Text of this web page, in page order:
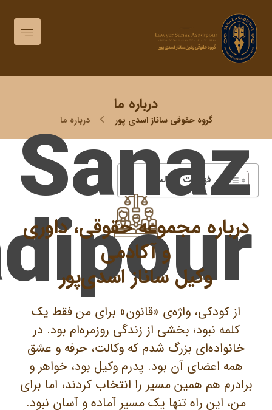
درباره ما
گروه حقوقی ساناز اسدی پور درباره ما
فهرست مطالب
Sanaz
درباره مجموعه حقوقی، داوری
و آکادمی
وکیل ساناز اسدی‌پور
از کودکی، واژه‌ی «قانون» برای من فقط یک
کلمه نبود؛ بخشی از زندگی روزمره‌ام بود. در
خانواده‌ای بزرگ شدم که وکالت، حرفه و عشق
همه اعضای آن بود. پدرم وکیل بود، خواهر و
برادرم هم همین مسیر را انتخاب کردند، اما برای
من، این راه تنها یک مسیر آماده و آسان نبود.